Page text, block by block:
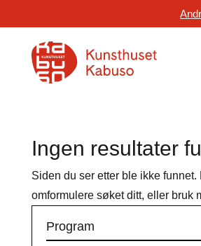
Ingen resultater
Siden du ser etter ble ikke funnet.
omformulere søket ditt, eller bruk
Program